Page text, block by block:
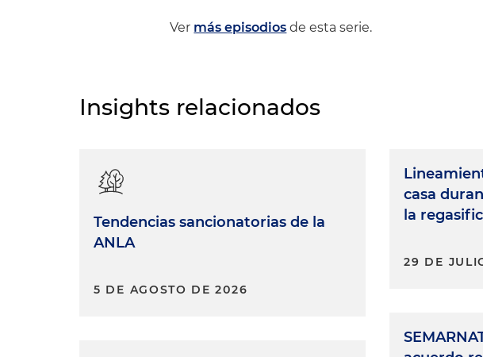
Ver más episodios de esta serie.
Insights relacionados
Tendencias sancionatorias de la
ANLA
5 DE AGOSTO DE 2026
casa
la
29 DE